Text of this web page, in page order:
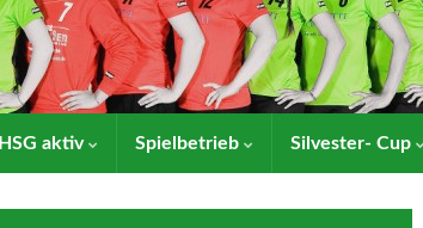
HSG aktiv Spielbetrieb Silvester- Cup